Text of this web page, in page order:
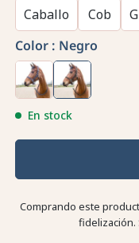
Caballo Cob
Color : Negro
En stock
Comprando este
fidelización.